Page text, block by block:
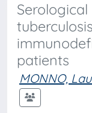
patients
MONNO,